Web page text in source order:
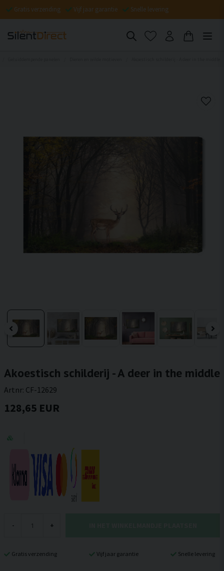
Gratis verzending Vijf jaar garantie Snelle levering
Akoestisch schilderij - A deer in the middle
Artnr: CF-12629
128,65 EUR
- +
Gratis verzending Vijf jaar garantie Snelle levering